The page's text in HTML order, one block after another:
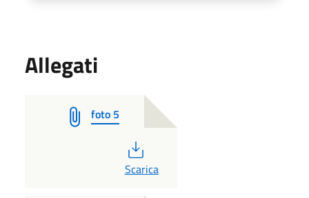
Allegati
foto 5
PDF
Scarica